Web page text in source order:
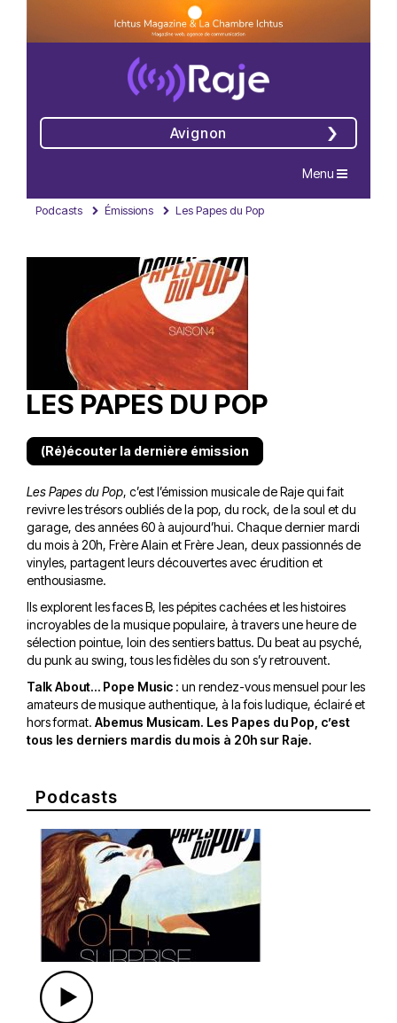
Avignon
Navigation
Menu
Podcasts Émissions Les Papes du Pop
LES PAPES DU POP
(Ré)écouter la dernière émission
Les Papes du Pop, c’est l’émission musicale de Raje qui fait
revivre les trésors oubliés de la pop, du rock, de la soul et du
garage, des années 60 à aujourd’hui. Chaque dernier mardi
du mois à 20h, Frère Alain et Frère Jean, deux passionnés de
vinyles, partagent leurs découvertes avec érudition et
enthousiasme.
Ils explorent les faces B, les pépites cachées et les histoires
incroyables de la musique populaire, à travers une heure de
sélection pointue, loin des sentiers battus. Du beat au psyché,
du punk au swing, tous les fidèles du son s’y retrouvent.
Talk About… Pope Music : un rendez-vous mensuel pour les
amateurs de musique authentique, à la fois ludique, éclairé et
hors format. Abemus Musicam. Les Papes du Pop, c’est
tous les derniers mardis du mois à 20h sur Raje.
Podcasts